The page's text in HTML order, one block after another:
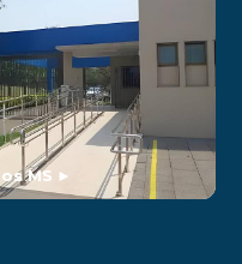
MS ►